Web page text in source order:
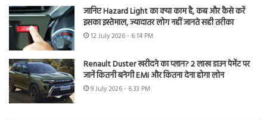
जानिए Hazard Light का क्या काम है, कब और कैसे करें
इसका इस्तेमाल, ज्यादातर लोग नहीं जानते सही तरीका
12 July 2026 - 6:14 PM
Renault Duster खरीदने का प्लान? 2 लाख डाउन पेमेंट पर
जानें कितनी बनेगी EMI और कितना देना होगा लोन
9 July 2026 - 6:33 PM